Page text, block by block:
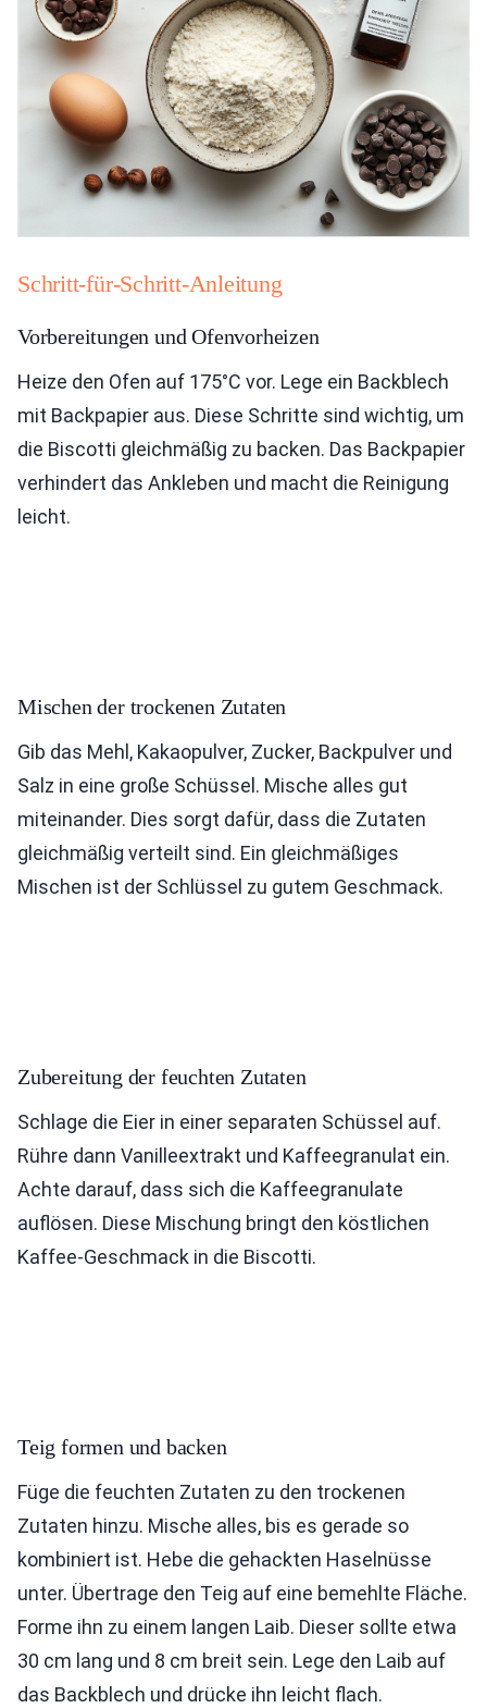
Schritt-für-Schritt-Anleitung
Vorbereitungen und Ofenvorheizen
Heize den Ofen auf 175°C vor. Lege ein Backblech
mit Backpapier aus. Diese Schritte sind wichtig, um
die Biscotti gleichmäßig zu backen. Das Backpapier
verhindert das Ankleben und macht die Reinigung
leicht.
Mischen der trockenen Zutaten
Gib das Mehl, Kakaopulver, Zucker, Backpulver und
Salz in eine große Schüssel. Mische alles gut
miteinander. Dies sorgt dafür, dass die Zutaten
gleichmäßig verteilt sind. Ein gleichmäßiges
Mischen ist der Schlüssel zu gutem Geschmack.
Zubereitung der feuchten Zutaten
Schlage die Eier in einer separaten Schüssel auf.
Rühre dann Vanilleextrakt und Kaffeegranulat ein.
Achte darauf, dass sich die Kaffeegranulate
auflösen. Diese Mischung bringt den köstlichen
Kaffee-Geschmack in die Biscotti.
Teig formen und backen
Füge die feuchten Zutaten zu den trockenen
Zutaten hinzu. Mische alles, bis es gerade so
kombiniert ist. Hebe die gehackten Haselnüsse
unter. Übertrage den Teig auf eine bemehlte Fläche.
Forme ihn zu einem langen Laib. Dieser sollte etwa
30 cm lang und 8 cm breit sein. Lege den Laib auf
das Backblech und drücke ihn leicht flach.